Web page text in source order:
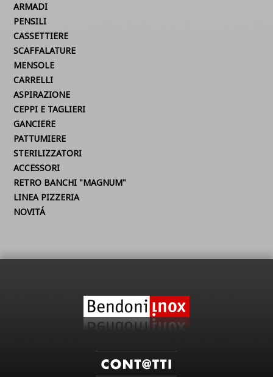
ARMADI
PENSILI
CASSETTIERE
SCAFFALATURE
MENSOLE
CARRELLI
ASPIRAZIONE
CEPPI E TAGLIERI
GANCIERE
PATTUMIERE
STERILIZZATORI
ACCESSORI
RETRO BANCHI "MAGNUM"
LINEA PIZZERIA
NOVITÁ